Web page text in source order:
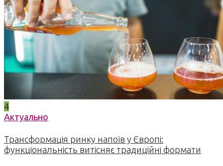
4
Актуально
Трансформація ринку напоїв у Європі:
функціональність витісняє традиційні формати